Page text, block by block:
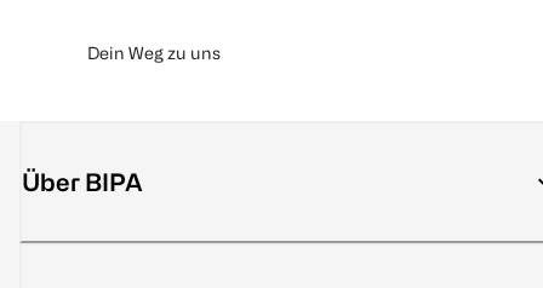
Dein Weg zu uns
Über BIPA